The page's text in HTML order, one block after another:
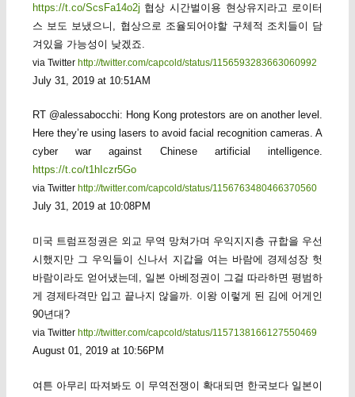
https://t.co/ScsFa14o2j 협상 시간벌이용 현상유지라고 로이터
스 보도 보냈으니, 협상으로 조율되어야할 구체적 조치들이 담
겨있을 가능성이 낮겠죠.
via Twitter http://twitter.com/capcold/status/1156593283663060992
July 31, 2019 at 10:51AM
RT @alessabocchi: Hong Kong protestors are on another level.
Here they’re using lasers to avoid facial recognition cameras. A
cyber war against Chinese artificial intelligence.
https://t.co/t1hIczr5Go
via Twitter http://twitter.com/capcold/status/1156763480466370560
July 31, 2019 at 10:08PM
미국 트럼프정권은 외교 무역 망쳐가며 우익지지층 규합을 우선
시했지만 그 우익들이 신나서 지갑을 여는 바람에 경제성장 헛
바람이라도 얻어냈는데, 일본 아베정권이 그걸 따라하면 평범하
게 경제타격만 입고 끝나지 않을까. 이왕 이렇게 된 김에 어게인
90년대?
via Twitter http://twitter.com/capcold/status/1157138166127550469
August 01, 2019 at 10:56PM
여튼 아무리 따져봐도 이 무역전쟁이 확대되면 한국보다 일본이